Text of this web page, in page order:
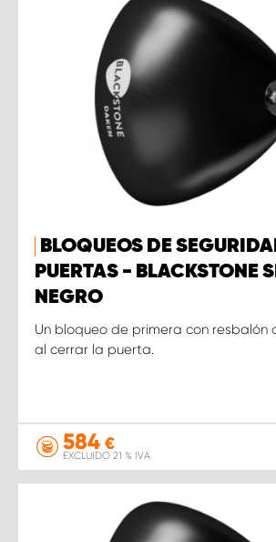
BLOQUEOS DE
PUERTAS - BLACKSTONE
NEGRO
Un bloqueo de primera con resbalón
al cerrar la puerta.
584 €
EXCLUIDO 21 % IVA